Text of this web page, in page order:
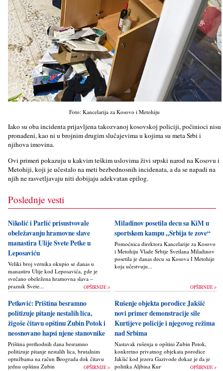
Foto: Kancelarija za Kosovo i Metohiju
Iako su oba incidenta prijavljena takozvanoj kosovskoj policiji, počinioci nisu
pronađeni, kao ni u brojnim drugim slučajevima u kojima su meta Srbi i
njihova imovina.
Ovi primeri pokazuju u kakvim teškim uslovima živi srpski narod na Kosovu i
Metohiji, koji je učestalo na meti bezbednosnih incidenata, a da se napadi na
njih ne rasvetljavaju niti dobijaju adekvatan epilog.
Poslednje vesti
Nikolić i Parlić prisustvovale
obeležavanju hramovne slave
manastira Ulije Svete Petke u
Leposaviću
Veliki broj vernika okupio se danas u
manastiru Ulije kod Leposavića, gde je
svečano obeležena hramovna slava –
praznik Svete...
OPŠIRNIJE >
Miladinov posetila decu sa KiM u
sportskom kampu „Srbija te zove“
Pomoćnica direktora Kancelarije za Kosovo
i Metohiju Vlade Srbije Svetlana Miladinov
posetila je danas decu sa Kosova I Metohije
koja učestvuju...
OPŠIRNIJE >
Petković: Priština besramno
politizuje pitanje nestalih lica,
žigoše čitavu opštinu Zubin Potok i
neosnovano hapsi njene stanovnike
Priština prethodnih dana besramno
politizuje pitanje nestalih lica, brutalnim
optužbama na račun Beograda dok čitavu
jednu opštinu Zubin Potok žigoše...OPŠIRNIJE >
Rušenje objekta porodice Jakšić
novi primer demonstracije sile
Kurtijeve policije i njegovog režima
nad Srbima
Nastavak rušenja u opštini Zubin Potok,
konkretno privatnog objekata porodice
Jakšić kod jezera Gazivode dokaz je da je
politika Alјbina Kurtija...
OPŠIRNIJE >